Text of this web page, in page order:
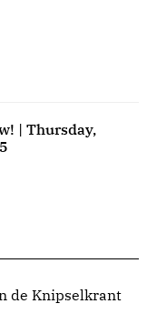
| Thursday,
de Knipselkrant